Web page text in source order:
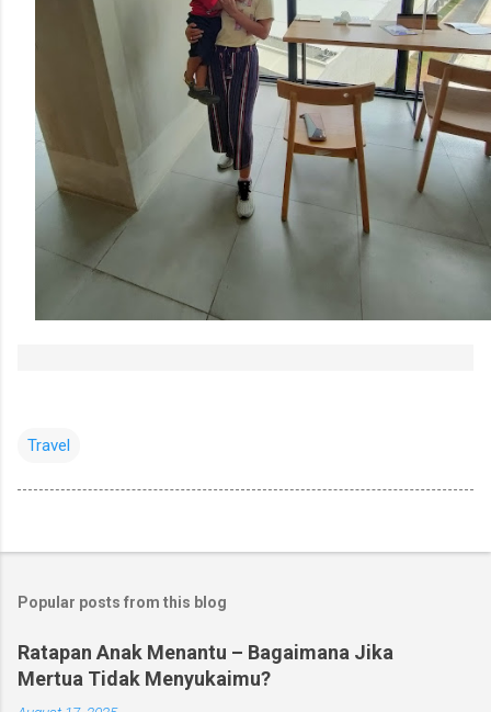
Travel
Popular posts from this blog
Ratapan Anak Menantu – Bagaimana Jika
Mertua Tidak Menyukaimu?